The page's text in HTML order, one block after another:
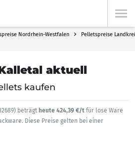
Nordrhein-Westfalen Pelletspreise
aktuell
kaufen
beträgt heute 424,39 €/t für lose Ware
Diese Preise gelten bei einer